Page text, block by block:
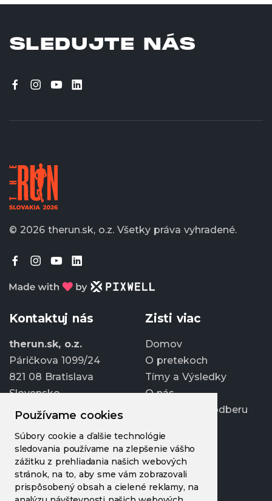
Používame cookies
Súbory cookie a ďalšie technológie
sledovania používame na zlepšenie vášho
zážitku z prehliadania našich webových
stránok, na to, aby sme vám zobrazovali
prispôsobený obsah a cielené reklamy, na
SLEDUJTE NÁS
© 2026 therun.sk, o.z. Všetky práva vyhradené.
Kontaktuj nás
therun.sk, o.z.
Páričkova 1099/24
821 08 Bratislava
Slovensko
info@therun.sk
+421 907 807 363
Upraviť cookies
Zisti viac
Domov
O pretekoch
Tímy a Výsledky
O nás
Prihlásiť sa k odberu